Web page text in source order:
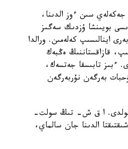
جەكەلەي سىن ءوز الدىنا،
بويىنشا ۇزدىك سەگىز
اينالىسىپ كەلەمىن. ورالدا
قازاقستاننىڭ ەڭبەك
ءبىز تابىسقا جەتسەك،
بەرگەن نۇربەرگەن
بولدى. ا ق ش- تىڭ سولت-
الەم كۋبوگى كەزەڭىندە ابزال اجىعاليەۆ 500 مەتر قاشىقتىقتا الدىنا جان سالماي،